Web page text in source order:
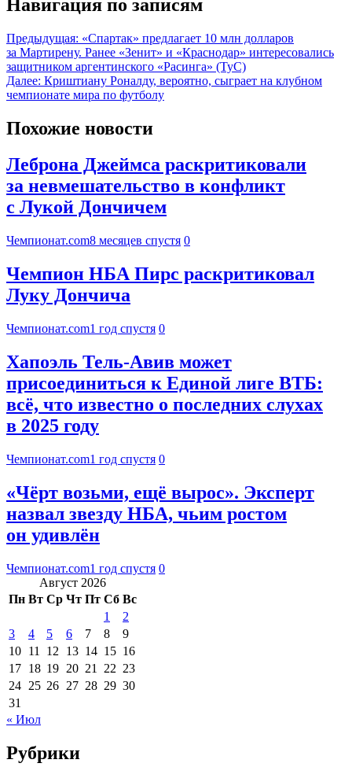
Навигация по записям
Предыдущая: «Спартак» предлагает 10 млн долларов
за Мартирену. Ранее «Зенит» и «Краснодар» интересовались
защитником аргентинского «Расинга» (TyC)
Далее: Криштиану Роналду, вероятно, сыграет на клубном
чемпионате мира по футболу
Похожие новости
Леброна Джеймса раскритиковали
за невмешательство в конфликт
с Лукой Дончичем
Чемпионат.com8 месяцев спустя 0
Чемпион НБА Пирс раскритиковал
Луку Дончича
Чемпионат.com1 год спустя 0
Хапоэль Тель-Авив может
присоединиться к Единой лиге ВТБ:
всё, что известно о последних слухах
в 2025 году
Чемпионат.com1 год спустя 0
«Чёрт возьми, ещё вырос». Эксперт
назвал звезду НБА, чьим ростом
он удивлён
Чемпионат.com1 год спустя 0
Август 2026
Пн Вт Ср Чт Пт Сб Вс
1
2
3
4 5 6 7 8
9
10 11 12 13 14 15 16
17 18 19 20 21 22 23
24 25 26 27 28 29 30
31
« Июл
Рубрики